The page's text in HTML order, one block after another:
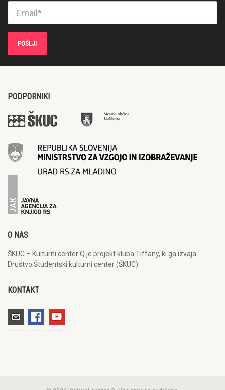
PODPORNIKI
O NAS
ŠKUC – Kulturni center Q je projekt kluba Tiffany, ki ga izvaja
Društvo Študentski kulturni center (ŠKUC).
KONTAKT